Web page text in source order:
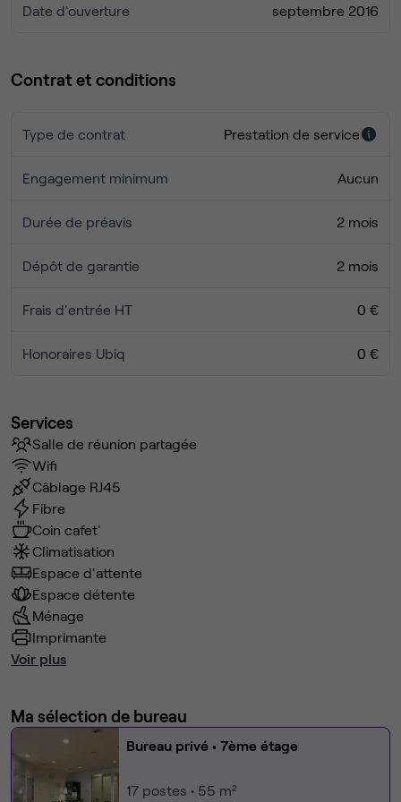
Date d'ouverture septembre 2016
Contrat et conditions
Type de contrat Prestation de service
Engagement minimum Aucun
Durée de préavis 2 mois
Dépôt de garantie 2 mois
Frais d'entrée HT 0 €
Honoraires Ubiq 0 €
Services
Salle de réunion partagée
Wifi
Câblage RJ45
Fibre
Coin cafet'
Climatisation
Espace d'attente
Espace détente
Ménage
Imprimante
Voir plus
Ma sélection de bureau
Bureau privé • 7ème étage
17 postes • 55 m²